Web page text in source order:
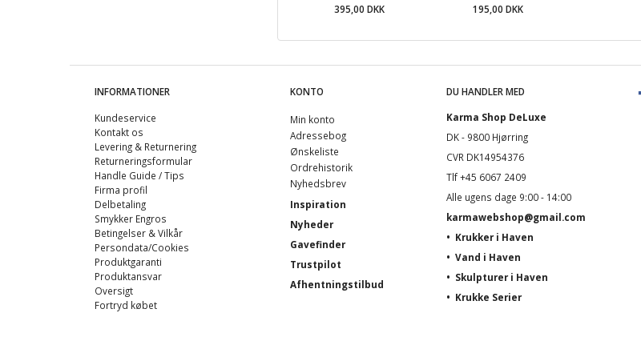
395,00 DKK
195,00 DKK
INFORMATIONER
Kundeservice
Kontakt os
Levering & Returnering
Returneringsformular
Handle Guide / Tips
Firma profil
Delbetaling
Smykker Engros
Betingelser & Vilkår
Persondata/Cookies
Produktgaranti
Produktansvar
Oversigt
Fortryd købet
KONTO
Min konto
Adressebog
Ønskeliste
Ordrehistorik
Nyhedsbrev
Inspiration
Nyheder
Gavefinder
Trustpilot
Afhentningstilbud
DU HANDLER MED
Karma Shop DeLuxe
DK - 9800 Hjørring
CVR DK14954376
Tlf +45 6067 2409
Alle ugens dage 9:00 - 14:00
karmawebshop@gmail.com
• Krukker i Haven
• Vand i Haven
• Skulpturer i Haven
• Krukke Serier